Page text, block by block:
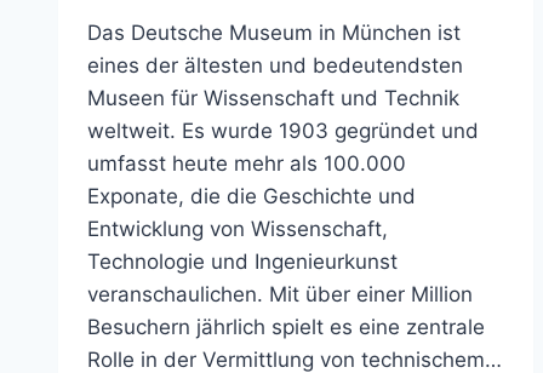
Das Deutsche Museum in München ist
eines der ältesten und bedeutendsten
Museen für Wissenschaft und Technik
weltweit. Es wurde 1903 gegründet und
umfasst heute mehr als 100.000
Exponate, die die Geschichte und
Entwicklung von Wissenschaft,
Technologie und Ingenieurkunst
veranschaulichen. Mit über einer Million
Besuchern jährlich spielt es eine zentrale
Rolle in der Vermittlung von technischem…